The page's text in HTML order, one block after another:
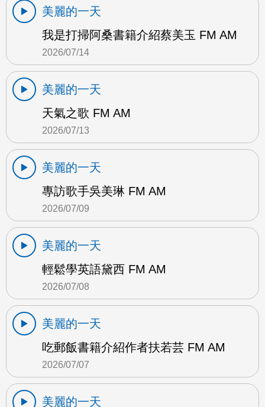
美麗的一天
我是打掃阿桑書籍介紹蔡美玉 FM AM
2026/07/14
美麗的一天
天氣之歌 FM AM
2026/07/13
美麗的一天
專訪歌手吳美琳 FM AM
2026/07/09
美麗的一天
輕鬆學英語黛西 FM AM
2026/07/08
美麗的一天
吃郵飯書籍介紹作者扶若芸 FM AM
2026/07/07
美麗的一天